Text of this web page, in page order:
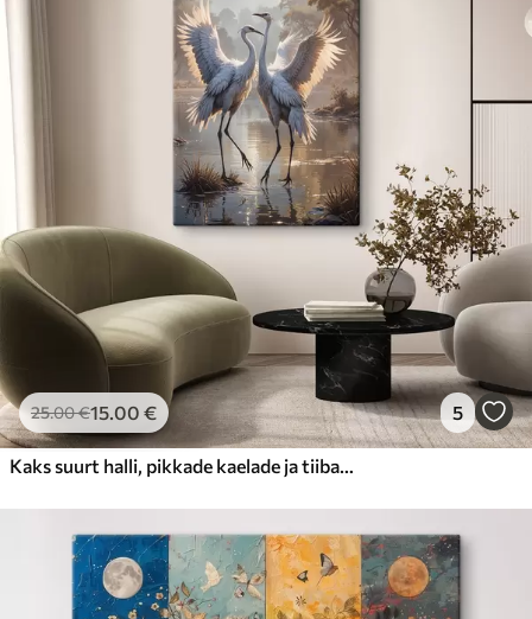
25.00€15.00 € 5
Kaks suurt halli, pikkade kaelade ja tiibadega kraanat, mis seisavad puudest ümbritsetud udujärves